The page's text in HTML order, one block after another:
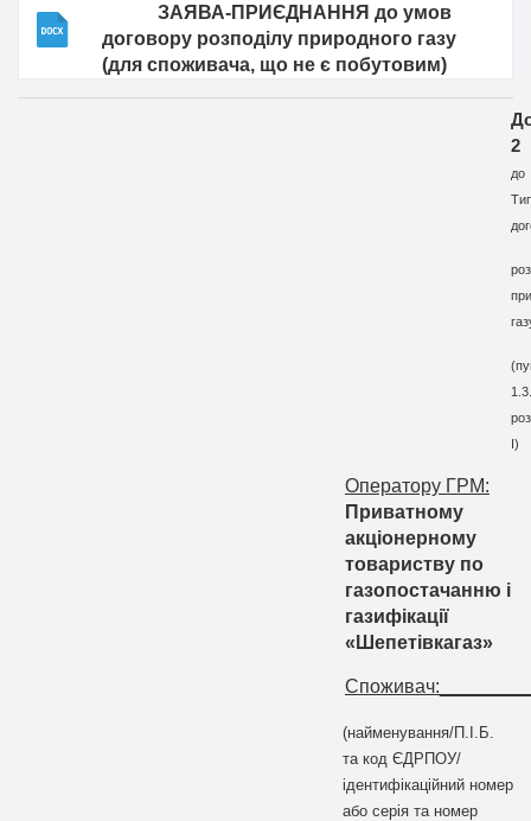
ЗАЯВА-ПРИЄДНАННЯдо умов
договору розподілу природного газу
(для споживача, що не є побутовим)
2
до
1.3.
I)
Оператору ГРМ:
Приватному
акціонерному
товариству по
газопостачанню і
газифікації
«Шепетівкагаз»
(найменування/П.І.Б.
та код ЄДРПОУ/
ідентифікаційний номер
або серія та номер